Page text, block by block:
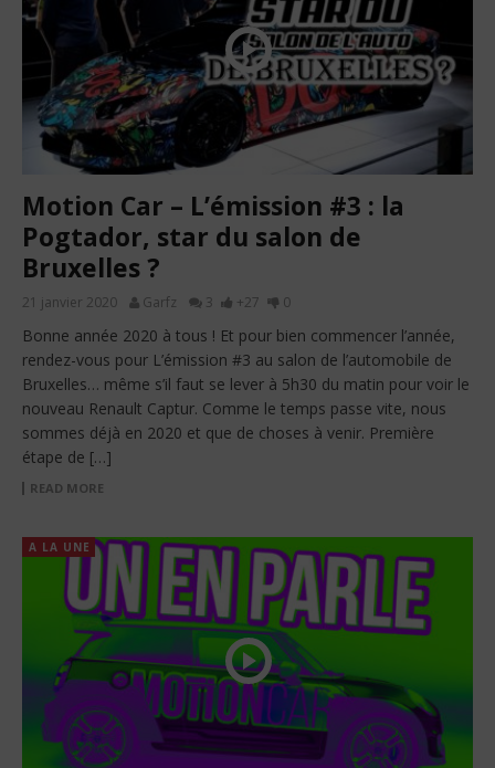
Motion Car – L’émission #3 : la
Pogtador, star du salon de
Bruxelles ?
21 janvier 2020 Garfz 3 +27 0
Bonne année 2020 à tous ! Et pour bien commencer l’année,
rendez-vous pour L’émission #3 au salon de l’automobile de
Bruxelles… même s’il faut se lever à 5h30 du matin pour voir le
nouveau Renault Captur. Comme le temps passe vite, nous
sommes déjà en 2020 et que de choses à venir. Première
étape de […]
READ MORE
A LA UNE